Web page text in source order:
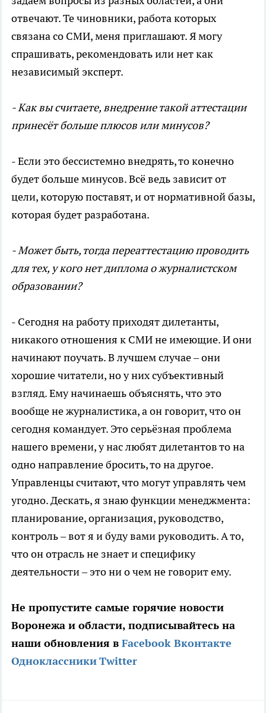
отвечают. Те чиновники, работа которых
связана со СМИ, меня приглашают. Я могу
спрашивать, рекомендовать или нет как
независимый эксперт.
- Как вы считаете, внедрение такой аттестации
принесёт больше плюсов или минусов?
- Если это бессистемно внедрять, то конечно
будет больше минусов. Всё ведь зависит от
цели, которую поставят, и от нормативной базы,
которая будет разработана.
- Может быть, тогда переаттестацию проводить
для тех, у кого нет диплома о журналистском
образовании?
- Сегодня на работу приходят дилетанты,
никакого отношения к СМИ не имеющие. И они
начинают поучать. В лучшем случае – они
хорошие читатели, но у них субъективный
взгляд. Ему начинаешь объяснять, что это
вообще не журналистика, а он говорит, что он
сегодня командует. Это серьёзная проблема
нашего времени, у нас любят дилетантов то на
одно направление бросить, то на другое.
Управленцы считают, что могут управлять чем
угодно. Дескать, я знаю функции менеджмента:
планирование, организация, руководство,
контроль – вот я и буду вами руководить. А то,
что он отрасль не знает и специфику
деятельности – это ни о чем не говорит ему.
Не пропустите самые горячие новости
Воронежа и области, подписывайтесь на
наши обновления в Facebook Вконтакте
ОдноклассникиTwitter